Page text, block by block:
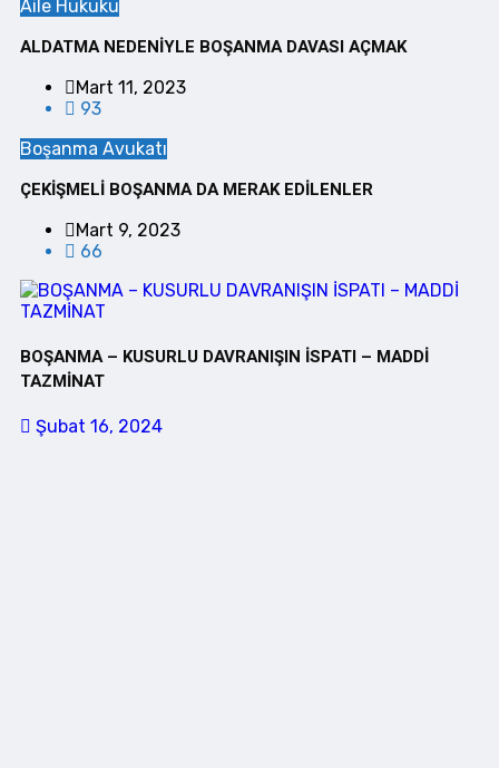
Aile Hukuku
ALDATMA NEDENİYLE BOŞANMA DAVASI AÇMAK
Mart 11, 2023
93
Boşanma Avukatı
ÇEKİŞMELİ BOŞANMA DA MERAK EDİLENLER
Mart 9, 2023
66
BOŞANMA – KUSURLU DAVRANIŞIN İSPATI – MADDİ
TAZMİNAT
Şubat 16, 2024